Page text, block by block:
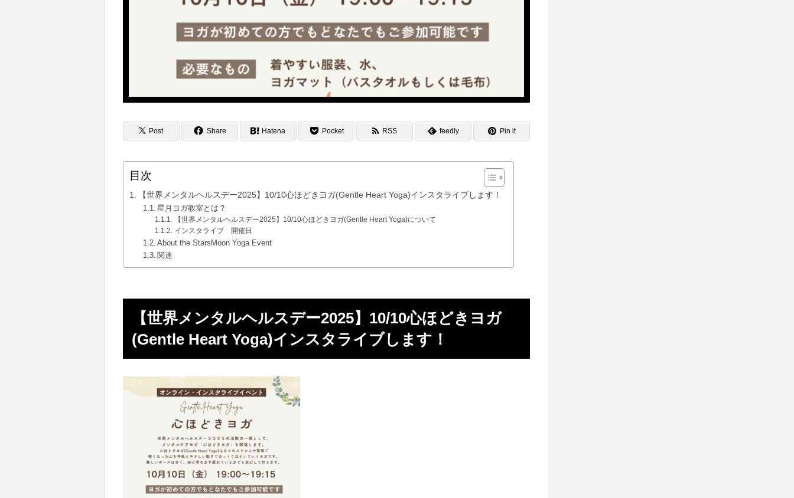
Post Share Hatena Pocket RSS feedly Pin it
目次
【世界メンタルヘルスデー2025】10/10心ほどきヨガ(Gentle Heart Yoga)インスタライブします！
星月ヨガ教室とは？
【世界メンタルヘルスデー2025】10/10心ほどきヨガ(Gentle Heart Yoga)について
インスタライブ 開催日
About the StarsMoon Yoga Event
関連
【世界メンタルヘルスデー2025】10/10心ほどきヨガ
(Gentle Heart Yoga)インスタライブします！